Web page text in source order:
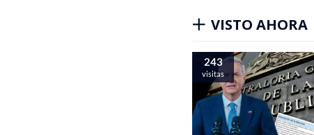
VISTO AHORA
243
visitas